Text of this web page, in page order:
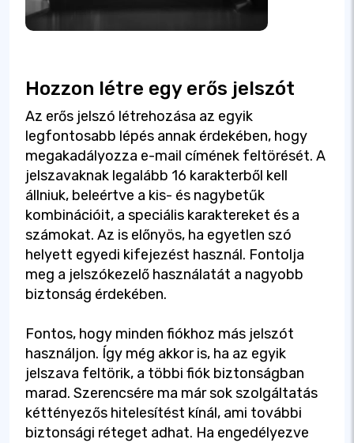
Hozzon létre egy erős jelszót
Az erős jelszó létrehozása az egyik
legfontosabb lépés annak érdekében, hogy
megakadályozza e-mail címének feltörését. A
jelszavaknak legalább 16 karakterből kell
állniuk, beleértve a kis- és nagybetűk
kombinációit, a speciális karaktereket és a
számokat. Az is előnyös, ha egyetlen szó
helyett egyedi kifejezést használ. Fontolja
meg a jelszókezelő használatát a nagyobb
biztonság érdekében.
Fontos, hogy minden fiókhoz más jelszót
használjon. Így még akkor is, ha az egyik
jelszava feltörik, a többi fiók biztonságban
marad. Szerencsére ma már sok szolgáltatás
kéttényezős hitelesítést kínál, ami további
biztonsági réteget adhat. Ha engedélyezve